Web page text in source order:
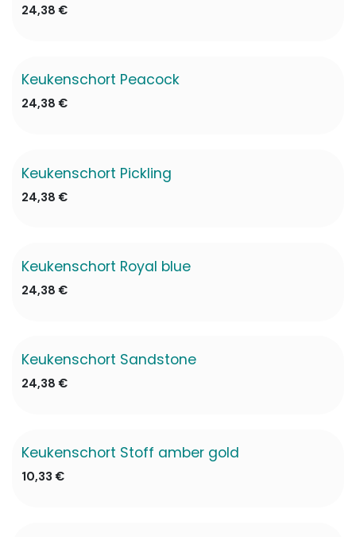
24,38 €
Keukenschort Peacock
24,38 €
Keukenschort Pickling
24,38 €
Keukenschort Royal blue
24,38 €
✖ Niet op voorraad
Keukenschort Sandstone
24,38 €
Keukenschort Stoff amber gold
10,33 €